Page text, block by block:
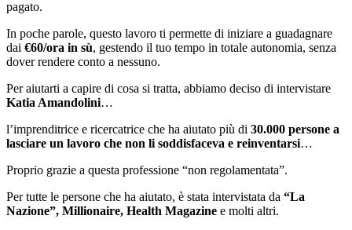
pagato.
In poche parole, questo lavoro ti permette di iniziare a guadagnare
dai €60/ora in sù, gestendo il tuo tempo in totale autonomia, senza
dover rendere conto a nessuno.
Per aiutarti a capire di cosa si tratta, abbiamo deciso di intervistare
Katia Amandolini…
l’imprenditrice e ricercatrice che ha aiutato più di 30.000 persone a
lasciare un lavoro che non li soddisfaceva e reinventarsi…
Proprio grazie a questa professione “non regolamentata”.
Per tutte le persone che ha aiutato, è stata intervistata da “La
Nazione”, Millionaire, Health Magazine e molti altri.